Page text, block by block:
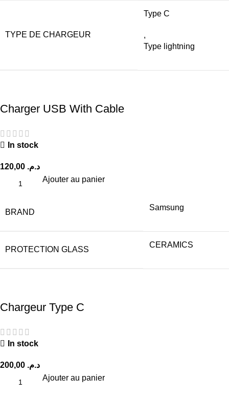
TYPE DE CHARGEUR
Type C
,
Type lightning
Charger USB With Cable
In stock
د.م.
Ajouter au panier
BRAND
Samsung
PROTECTION GLASS
CERAMICS
Chargeur Type C
In stock
د.م.
Ajouter au panier